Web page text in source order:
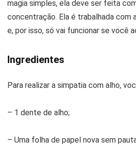
magia simples, ela deve ser feita
concentração. Ela é trabalhada com
e, por isso, só vai funcionar se você
Ingredientes
Para realizar a simpatia com alho,
– 1 dente de alho;
– Uma folha de papel nova sem